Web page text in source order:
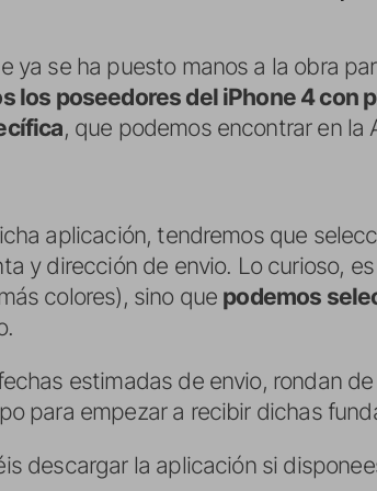
ya se ha puesto manos a la obra
los poseedores del iPhone 4 con
, que podemos encontrar en la
aplicación, tendremos que
y dirección de envio. Lo curioso,
colores), sino que podemos
estimadas de envio, rondan
para empezar a recibir dichas
descargar la aplicación si